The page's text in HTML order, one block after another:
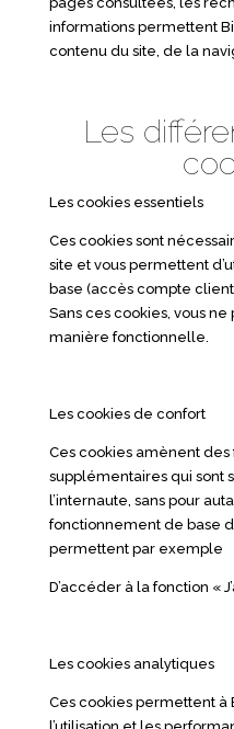
informations permettent
contenu du site, de la
Les
Les cookies essentiels
Ces cookies sont
site et vous permettent
base (accès compte
Sans ces cookies, vous
manière fonctionnelle.
Les cookies de confort
Ces cookies amènent
supplémentaires qui sont
l’internaute, sans pour
fonctionnement de base
permettent par exemple
D’accéder à la fonction «
Les cookies analytiques
Ces cookies permettent